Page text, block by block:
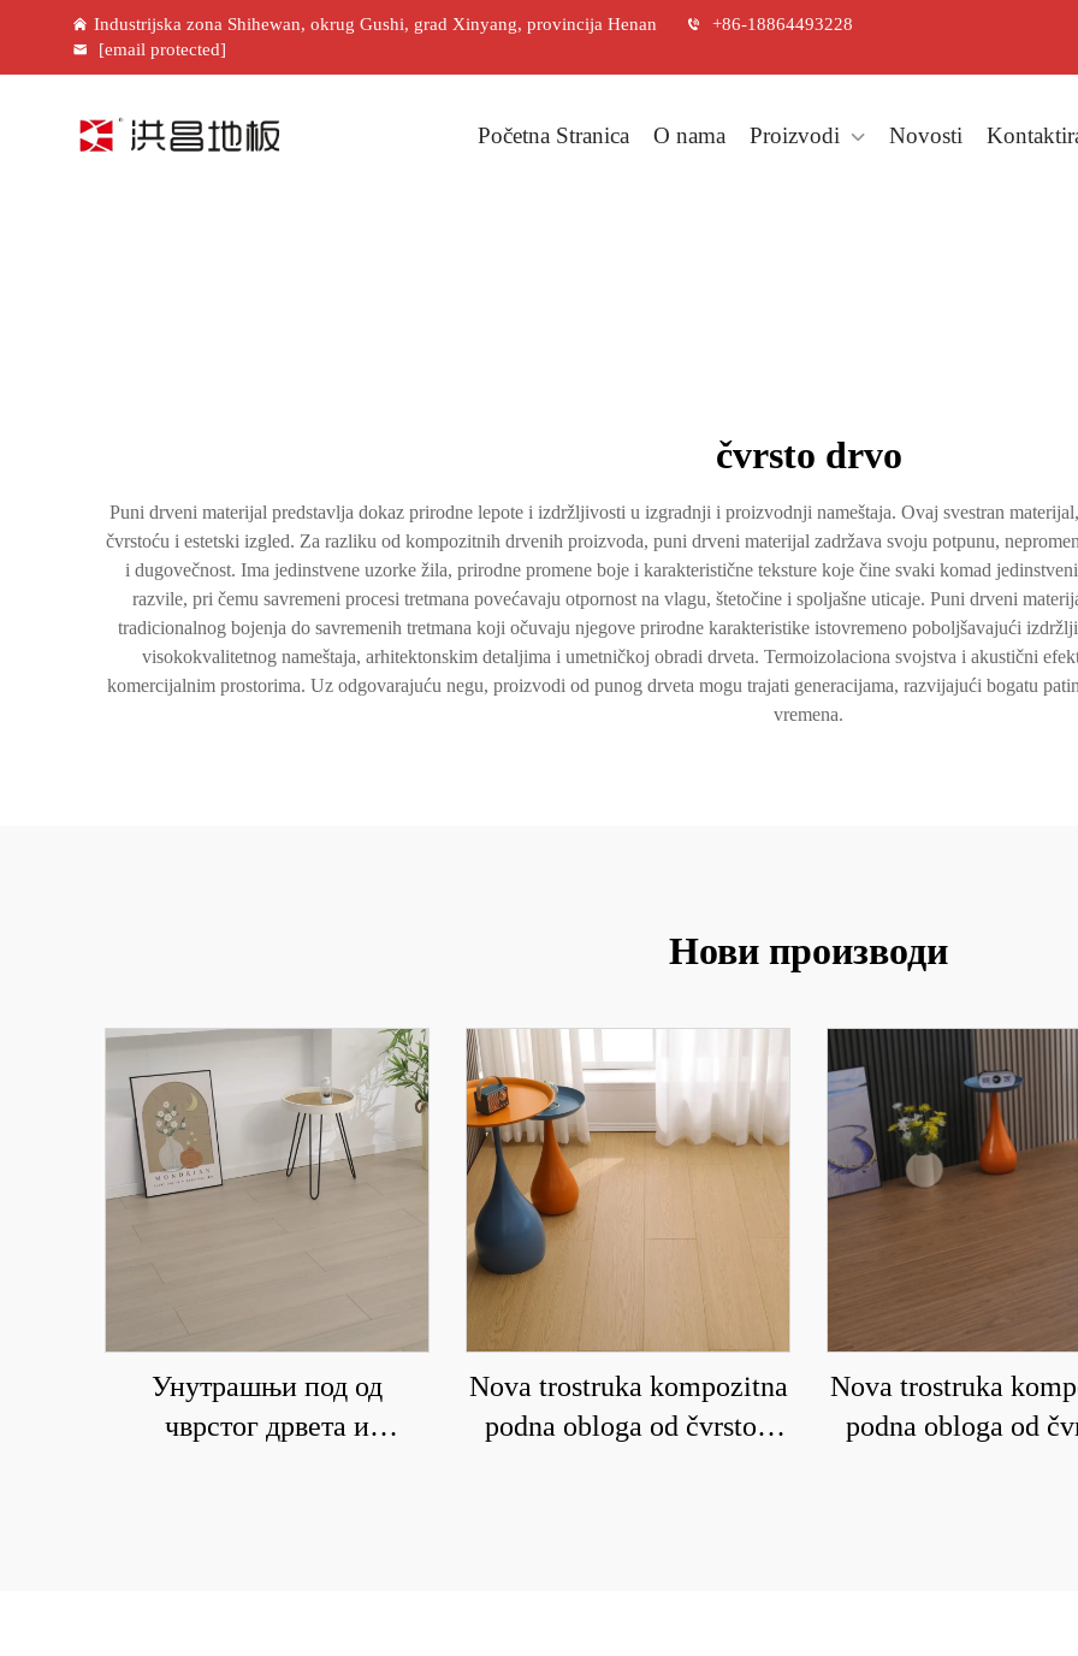
Industrijska zona Shihewan, okrug Gushi, grad Xinyang, provincija Henan
+86-18864493228
[email protected]
Početna Stranica O nama Proizvodi Novosti
čvrsto drvo
Puni drveni materijal predstavlja dokaz prirodne lepote i izdržljivosti u izgradnji i proizvodnji nameštaja. Ovaj svestran
čvrstoću i estetski izgled. Za razliku od kompozitnih drvenih proizvoda, puni drveni materijal zadržava svoju potpunu,
i dugovečnost. Ima jedinstvene uzorke žila, prirodne promene boje i karakteristične teksture koje čine svaki komad
razvile, pri čemu savremeni procesi tretmana povećavaju otpornost na vlagu, štetočine i spoljašne uticaje. Puni drveni
tradicionalnog bojenja do savremenih tretmana koji očuvaju njegove prirodne karakteristike istovremeno poboljšavajući
visokokvalitetnog nameštaja, arhitektonskim detaljima i umetničkoj obradi drveta. Termoizolaciona svojstva i akustični
komercijalnim prostorima. Uz odgovarajuću negu, proizvodi od punog drveta mogu trajati generacijama, razvijajući bogatu
vremena.
Нови производи
Унутрашњи под од
чврстог дрвета и
Nova trostruka kompozitna
podna obloga od čvrstog
Nova trostruka
podna obloga od